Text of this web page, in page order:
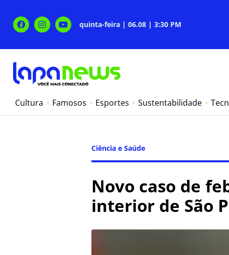
quinta-feira | 06.08 | 3:30 PM
Cultura Famosos Esportes Sustentabilidade
Ciência e Saúde
Novo caso de
interior de São